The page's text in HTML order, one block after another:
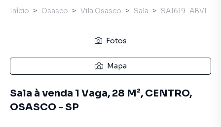
Início Osasco Vila Osasco Sala SA1619_ABVI
Fotos
Mapa
Sala à venda 1 Vaga, 28 M², CENTRO,
OSASCO - SP